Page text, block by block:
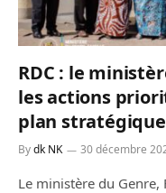
RDC : le
les actions
plan stratégique
Bydk NK 30 décembre
Le ministère du Genre,